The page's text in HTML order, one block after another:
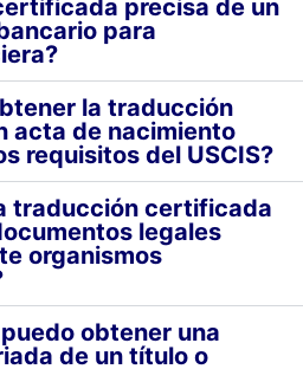
precisa de un
para
la traducción
acta de nacimiento
requisitos del USCIS?
traducción certificada
legales
organismos
obtener una
de un título o